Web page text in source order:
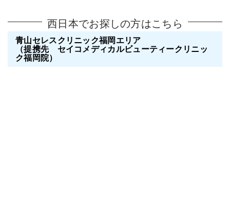
西日本でお探しの方はこちら
青山セレスクリニック福岡エリア
（提携先 セイコメディカルビューティークリニッ
ク福岡院）